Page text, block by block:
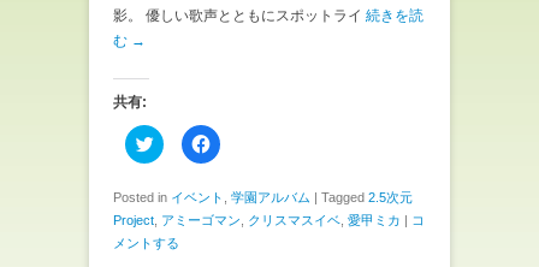
影。 優しい歌声とともにスポットライ 続きを読
む →
共有:
ク
リ
し
て
T
w
i
F
a
b
o
o
Posted in イベント 学園アルバム | Tagged 2.5次元
Project アミーゴマン クリスマスイベ 愛甲ミカ | コ
メントする